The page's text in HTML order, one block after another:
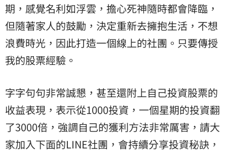
期，感覺名利如浮雲，擔心死神隨時都會降臨，
但隨著家人的鼓勵，決定重新去擁抱生活，不想
浪費時光，因此打造一個線上的社團。只要傳授
我的股票經驗。
字字句句非常誠懇，甚至還附上自己投資股票的
收益表現，表示從1000投資，一個星期的投資翻
了3000倍，強調自己的獲利方法非常厲害，請大
家加入下面的LINE社團，會持續分享投資秘訣，